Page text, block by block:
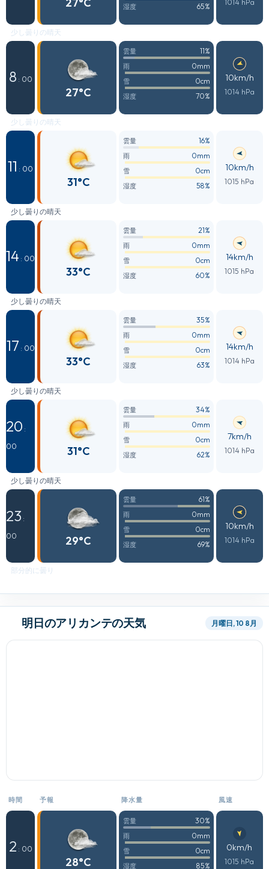
湿度 65% 1014 hPa
少し曇りの晴天
8 : 00
27°C
雲量 11%
雨 0mm
雪 0cm
湿度 70%
10km/h
1014 hPa
少し曇りの晴天
11 : 00
31°C
雲量 16%
雨 0mm
雪 0cm
湿度 58%
10km/h
1015 hPa
少し曇りの晴天
14 : 00
33°C
雲量 21%
雨 0mm
雪 0cm
湿度 60%
14km/h
1015 hPa
少し曇りの晴天
17 : 00
33°C
雲量 35%
雨 0mm
雪 0cm
湿度 63%
14km/h
1014 hPa
少し曇りの晴天
20 :
00
31°C
雲量 34%
雨 0mm
雪 0cm
湿度 62%
7km/h
1014 hPa
少し曇りの晴天
23 :
00
29°C
雲量 61%
雨 0mm
雪 0cm
湿度 69%
10km/h
1014 hPa
部分的に曇り
明日のアリカンテの天気 月曜日, 10 8月
時間 予報 降水量 風速
2 : 00
28°C
雲量 30%
雨 0mm
雪 0cm
湿度 85%
0km/h
1015 hPa